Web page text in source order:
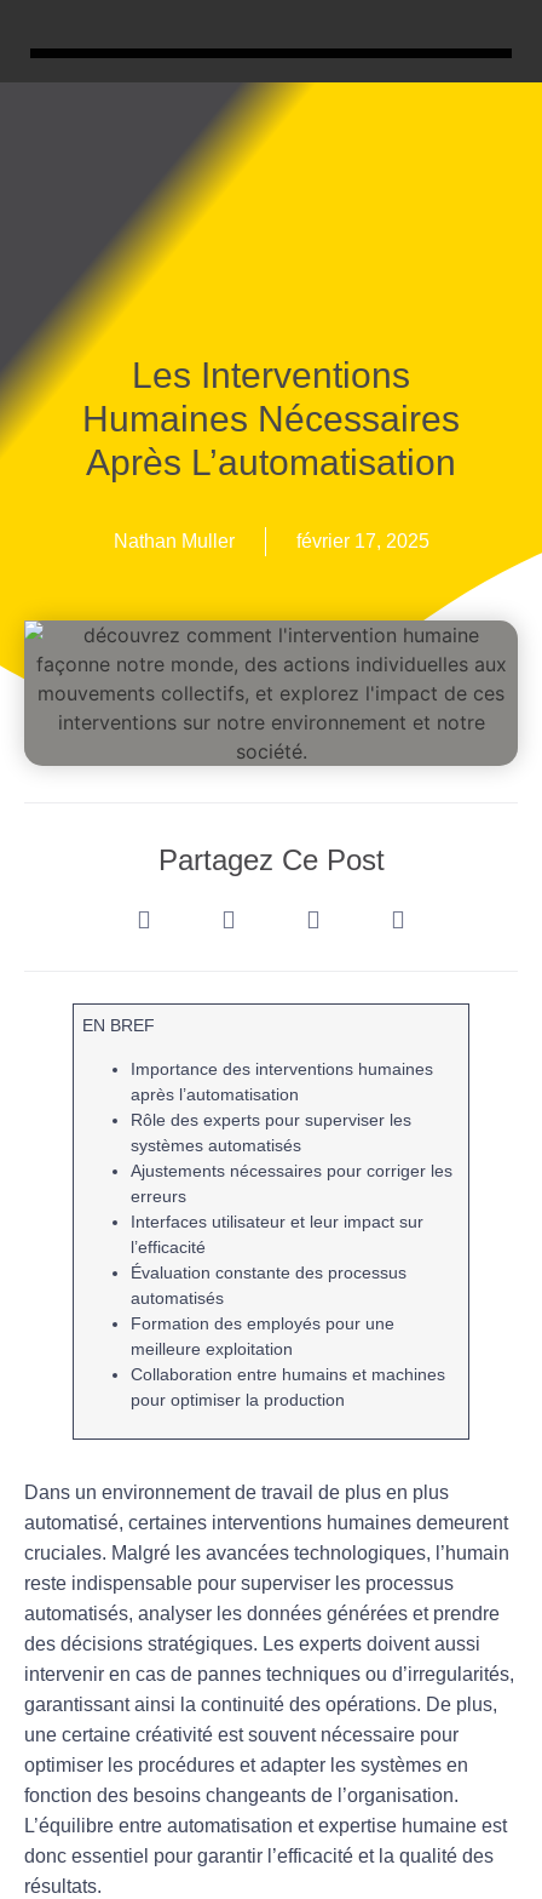
Les Interventions
Humaines Nécessaires
Après L’automatisation
Nathan Muller février 17, 2025
Partagez Ce Post
EN BREF
Importance des interventions humaines
après l’automatisation
Rôle des experts pour superviser les
systèmes automatisés
Ajustements nécessaires pour corriger les
erreurs
Interfaces utilisateur et leur impact sur
l’efficacité
Évaluation constante des processus
automatisés
Formation des employés pour une
meilleure exploitation
Collaboration entre humains et machines
pour optimiser la production
Dans un environnement de travail de plus en plus
automatisé, certaines interventions humaines demeurent
cruciales. Malgré les avancées technologiques, l’humain
reste indispensable pour superviser les processus
automatisés, analyser les données générées et prendre
des décisions stratégiques. Les experts doivent aussi
intervenir en cas de pannes techniques ou d’irregularités,
garantissant ainsi la continuité des opérations. De plus,
une certaine créativité est souvent nécessaire pour
optimiser les procédures et adapter les systèmes en
fonction des besoins changeants de l’organisation.
L’équilibre entre automatisation et expertise humaine est
donc essentiel pour garantir l’efficacité et la qualité des
résultats.